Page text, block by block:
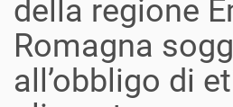
della regione
Romagna
all’obbligo di